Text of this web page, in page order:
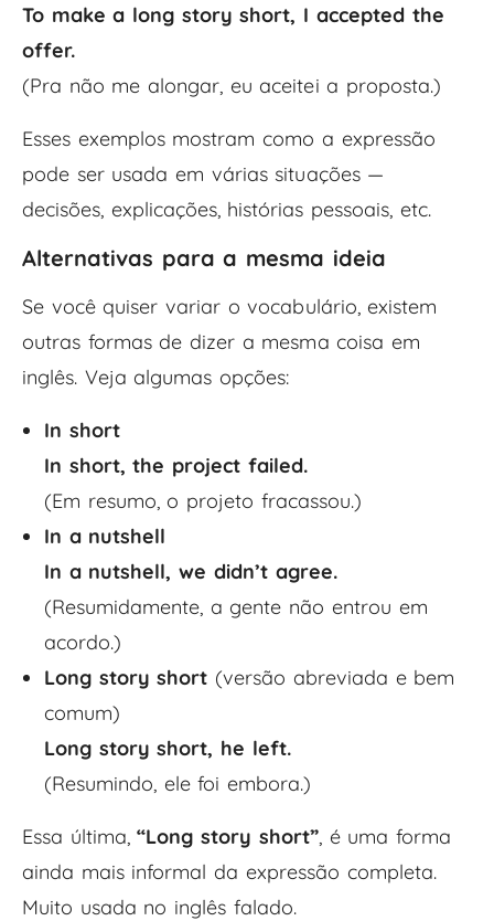
To make a long story short, I accepted the
offer.
(Pra não me alongar, eu aceitei a proposta.)
Esses exemplos mostram como a expressão
pode ser usada em várias situações —
decisões, explicações, histórias pessoais, etc.
Alternativas para a mesma ideia
Se você quiser variar o vocabulário, existem
outras formas de dizer a mesma coisa em
inglês. Veja algumas opções:
In short
In short, the project failed.
(Em resumo, o projeto fracassou.)
In a nutshell
In a nutshell, we didn’t agree.
(Resumidamente, a gente não entrou em
acordo.)
Long story short (versão abreviada e bem
comum)
Long story short, he left.
(Resumindo, ele foi embora.)
Essa última,“Long story short”, é uma forma
ainda mais informal da expressão completa.
Muito usada no inglês falado.